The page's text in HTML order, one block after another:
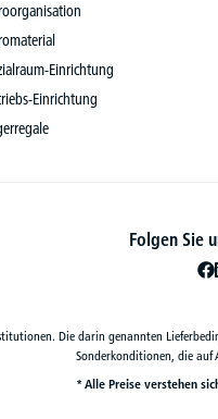
Einrichtung
Einrichtung
Folgen Sie
Die darin genannten
Sonderkonditionen, die
* Alle Preise verstehen